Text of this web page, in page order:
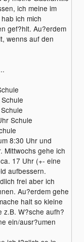
ich meine im
ich mich
gef?hlt. Au?erdem
wenns auf den
Schule
8:30 Uhr und
Mittwochs gehe ich
17 Uhr (+- eine
aufbessern.
frei aber ich
Au?erdem gehe
halt so kleine
z.B. W?sche aufh?
ein/ausr?umen